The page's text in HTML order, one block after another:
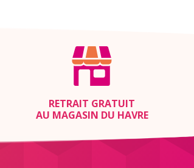
RETRAIT GRATUIT
AU MAGASIN DU HAVRE